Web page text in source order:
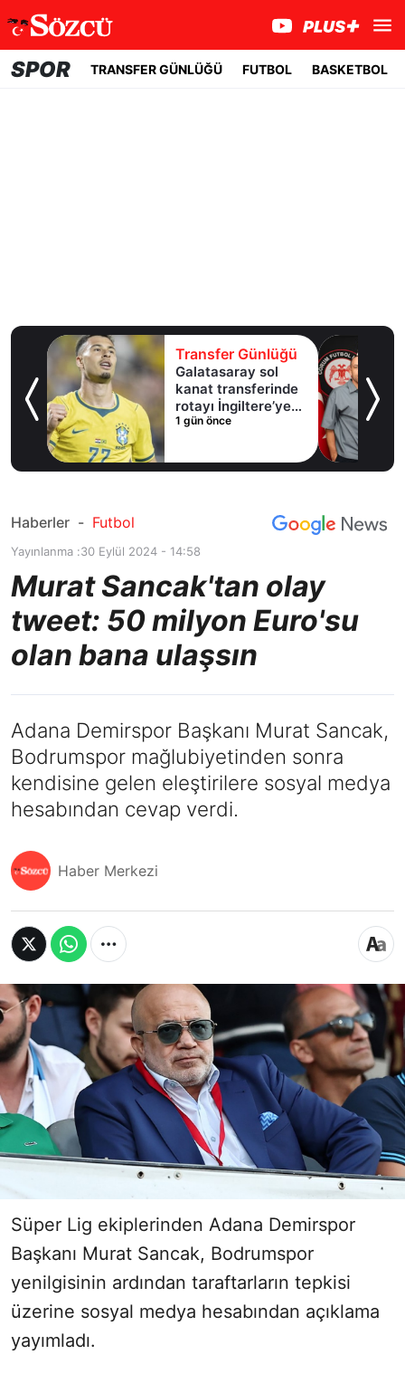
SPOR TRANSFER GÜNLÜĞÜ FUTBOL BASKETBOL
Transfer Günlüğü
Galatasaray sol
kanat transferinde
rotayı İngiltere’ye
çevirdi!
1 gün önce
Haberler - Futbol
Yayınlanma :30 Eylül 2024 - 14:58
Murat Sancak'tan olay
tweet: 50 milyon Euro'su
olan bana ulaşsın
Adana Demirspor Başkanı Murat Sancak,
Bodrumspor mağlubiyetinden sonra
kendisine gelen eleştirilere sosyal medya
hesabından cevap verdi.
Haber Merkezi
Süper Lig ekiplerinden Adana Demirspor
Başkanı Murat Sancak, Bodrumspor
yenilgisinin ardından taraftarların tepkisi
üzerine sosyal medya hesabından açıklama
yayımladı.